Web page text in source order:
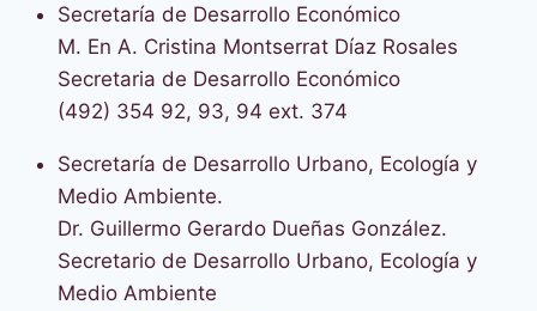
Secretaría de Desarrollo Económico
M. En A. Cristina Montserrat Díaz Rosales
Secretaria de Desarrollo Económico
(492) 354 92, 93, 94 ext. 374
Secretaría de Desarrollo Urbano, Ecología y
Medio Ambiente.
Dr. Guillermo Gerardo Dueñas González.
Secretario de Desarrollo Urbano, Ecología y
Medio Ambiente